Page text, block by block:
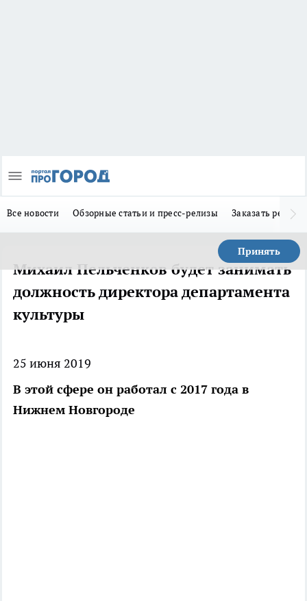
Все новости Обзорные статьи и пресс-релизы Заказать
Принять
Михаил Пельченков будет занимать
должность директора департамента
культуры
25 июня 2019
В этой сфере он работал с 2017 года в
Нижнем Новгороде